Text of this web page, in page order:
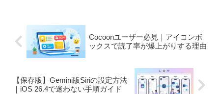
Cocoonユーザー必見｜アイコンボ
ックスで読了率が爆上がりする理由
【保存版】Gemini版Siriの設定方法
｜iOS 26.4で迷わない手順ガイド